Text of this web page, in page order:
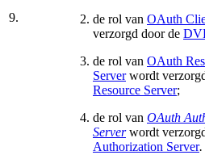
9.
de rol van OAuth
verzorgd door de
de rol van OAuth
Serverwordt
Resource Server;
de rol van OAuth
Serverwordt
Authorization Server.